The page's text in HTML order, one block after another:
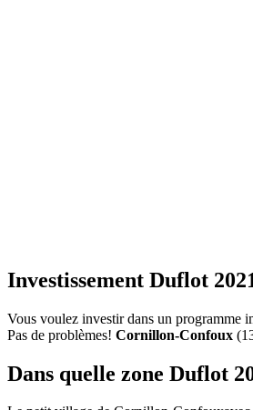
Investissement Duflot
Vous voulez investir dans un programme
Pas de problèmes! Cornillon-Confoux
Dans quelle zone Duflot